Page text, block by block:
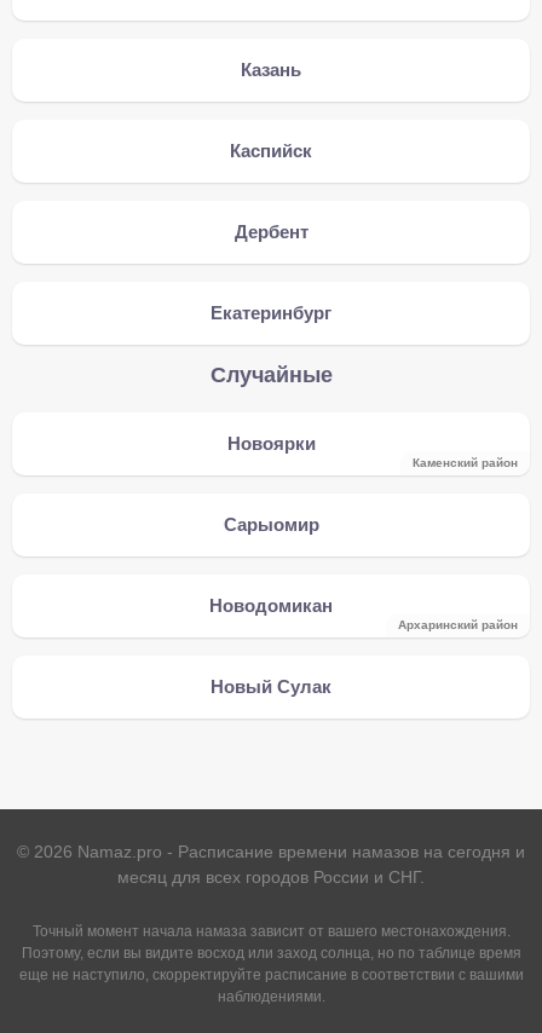
Казань
Каспийск
Дербент
Екатеринбург
Случайные
Новоярки
Каменский район
Сарыомир
Новодомикан
Архаринский район
Новый Сулак
© 2026 Namaz.pro - Расписание времени намазов на сегодня и
месяц для всех городов России и СНГ.
Точный момент начала намаза зависит от вашего местонахождения.
Поэтому, если вы видите восход или заход солнца, но по таблице время
еще не наступило, скорректируйте расписание в соответствии с вашими
наблюдениями.